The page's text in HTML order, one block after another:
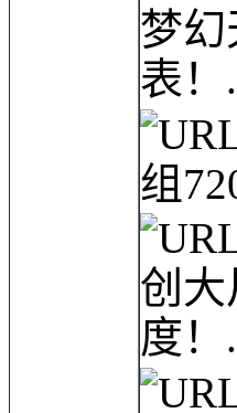
梦幻
表
组
创
度！